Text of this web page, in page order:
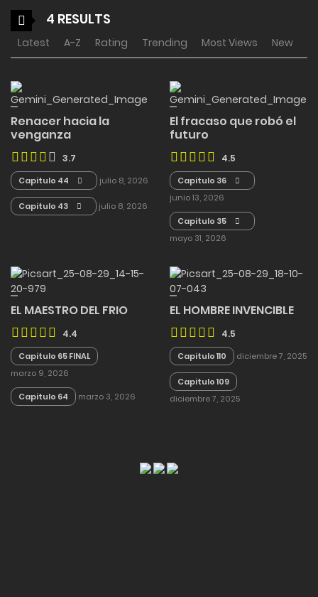
4 RESULTS
Latest A-Z Rating Trending Most Views New
Renacer hacia la
venganza
3.7
Capitulo 44 julio 8, 2026
Capitulo 43 julio 8, 2026
El fracaso que robó el
futuro
4.5
Capitulo 36
junio 13, 2026
Capitulo 35
mayo 31, 2026
EL MAESTRO DEL FRIO
4.4
Capitulo 65 FINAL
marzo 9, 2026
Capitulo 64 marzo 3, 2026
EL HOMBRE INVENCIBLE
4.5
Capitulo 110 diciembre 7, 2025
Capitulo 109
diciembre 7, 2025